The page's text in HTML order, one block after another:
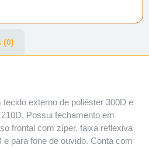
(0)
externo de poliéster 300D e
Possui fechamento em
frontal com zíper, faixa reflexiva
para fone de ouvido. Conta com